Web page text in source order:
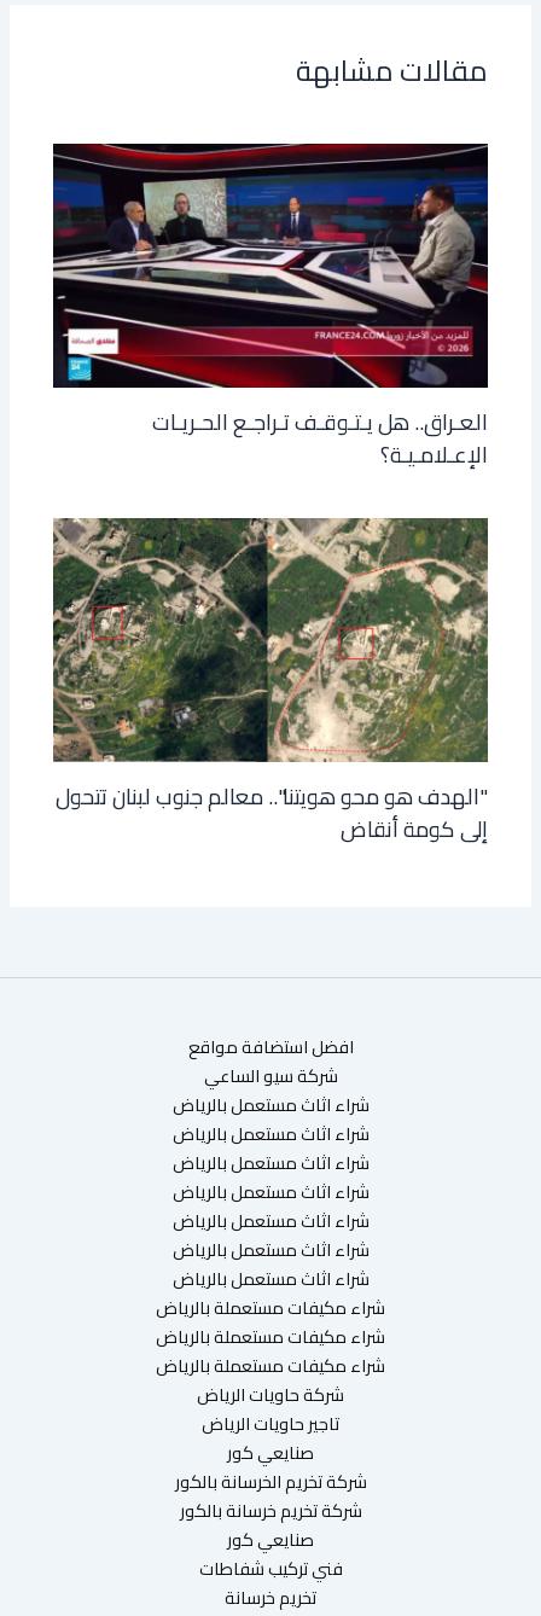
مقالات مشابهة
العـراق.. هل يـتـوقـف تـراجـع الحـريـات
الإعـلامـيـة؟
"الهدف هو محو هويتنا".. معالم جنوب لبنان تتحول
إلى كومة أنقاض
افضل استضافة مواقع
شركة سيو الساعي
شراء اثاث مستعمل بالرياض
شراء اثاث مستعمل بالرياض
شراء اثاث مستعمل بالرياض
شراء اثاث مستعمل بالرياض
شراء اثاث مستعمل بالرياض
شراء اثاث مستعمل بالرياض
شراء اثاث مستعمل بالرياض
شراء مكيفات مستعملة بالرياض
شراء مكيفات مستعملة بالرياض
شراء مكيفات مستعملة بالرياض
شركة حاويات الرياض
تاجير حاويات الرياض
صنايعي كور
شركة تخريم الخرسانة بالكور
شركة تخريم خرسانة بالكور
صنايعي كور
فني تركيب شفاطات
تخريم خرسانة